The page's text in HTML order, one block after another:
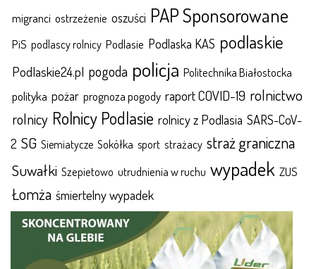
migranci ostrzeżenie oszuści PAP Sponsorowane
PiS podlascy rolnicy Podlasie Podlaska KAS podlaskie
Podlaskie24.pl pogoda policja Politechnika Białostocka
polityka pożar prognoza pogody raport COVID-19 rolnictwo
rolnicy Rolnicy Podlasie rolnicy z Podlasia SARS-CoV-
2 SG Siemiatycze Sokółka sport strażacy straż graniczna
Suwałki Szepietowo utrudnienia w ruchu wypadek ZUS
Łomża śmiertelny wypadek